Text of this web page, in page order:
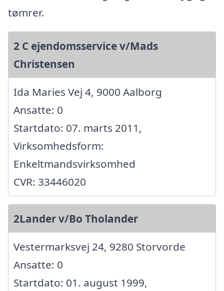
tømrer.
2 C ejendomsservice v/Mads
Christensen
Ida Maries Vej 4, 9000 Aalborg
Ansatte: 0
Startdato: 07. marts 2011,
Virksomhedsform:
Enkeltmandsvirksomhed
CVR: 33446020
2Lander v/Bo Tholander
Vestermarksvej 24, 9280 Storvorde
Ansatte: 0
Startdato: 01. august 1999,